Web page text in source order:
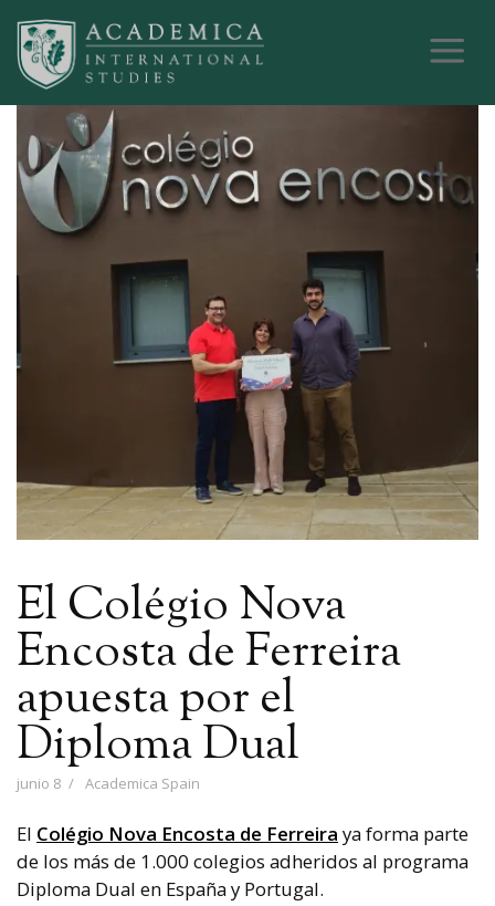
El Colégio Nova
Encosta de Ferreira
apuesta por el
Diploma Dual
junio 8 Academica Spain
El Colégio Nova Encosta de Ferreira ya forma parte
de los más de 1.000 colegios adheridos al programa
Diploma Dual en España y Portugal.